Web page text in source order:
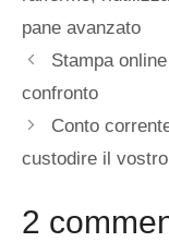
pane avanzato
Stampa
confronto
Conto
custodire il
2